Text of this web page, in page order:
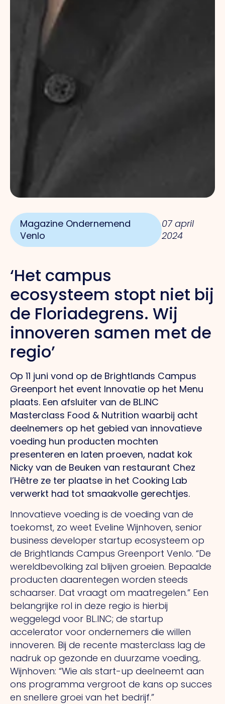
Magazine Ondernemend
Venlo
07 april
2024
‘Het campus
ecosysteem stopt niet bij
de Floriadegrens. Wij
innoveren samen met de
regio’
Op 11 juni vond op de Brightlands Campus
Greenport het event Innovatie op het Menu
plaats. Een afsluiter van de BL.INC
Masterclass Food & Nutrition waarbij acht
deelnemers op het gebied van innovatieve
voeding hun producten mochten
presenteren en laten proeven, nadat kok
Nicky van de Beuken van restaurant Chez
l’Hêtre ze ter plaatse in het Cooking Lab
verwerkt had tot smaakvolle gerechtjes.
Innovatieve voeding is de voeding van de
toekomst, zo weet Eveline Wijnhoven, senior
business developer startup ecosysteem op
de Brightlands Campus Greenport Venlo. “De
wereldbevolking zal blijven groeien. Bepaalde
producten daarentegen worden steeds
schaarser. Dat vraagt om maatregelen.” Een
belangrijke rol in deze regio is hierbij
weggelegd voor BL.INC; de startup
accelerator voor ondernemers die willen
innoveren. Bij de recente masterclass lag de
nadruk op gezonde en duurzame voeding,.
Wijnhoven: “Wie als start-up deelneemt aan
ons programma vergroot de kans op succes
en snellere groei van het bedrijf.”